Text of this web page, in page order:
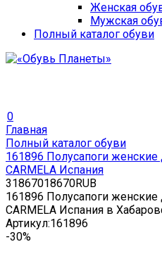
Женская
Мужская
Полный каталог обуви
0
Главная
Полный каталог обуви
161896 Полусапоги
CARMELA Испания
31867018670RUB
161896 Полусапоги
CARMELA Испания в
Артикул:161896
-30%